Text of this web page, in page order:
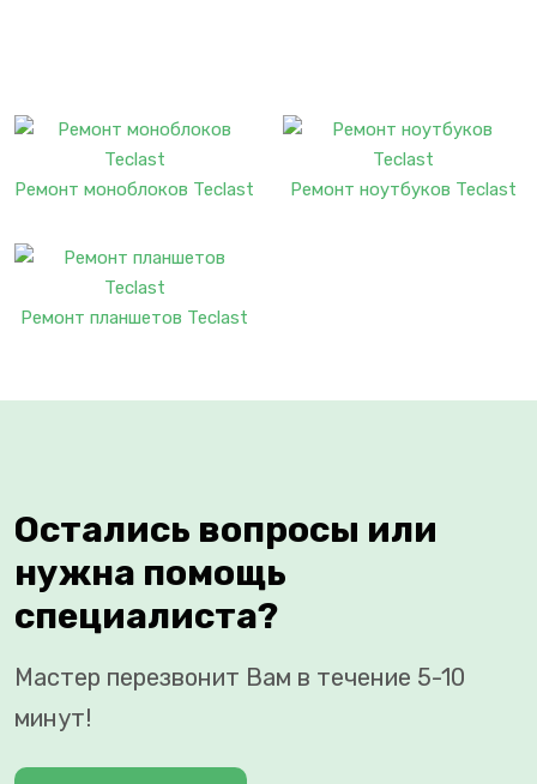
Ремонт моноблоков Teclast Ремонт ноутбуков Teclast
Ремонт планшетов Teclast
Остались вопросы или
нужна помощь
специалиста?
Мастер перезвонит Вам в течение 5-10
минут!